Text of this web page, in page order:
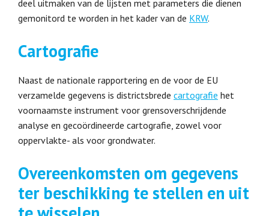
deel uitmaken van de lijsten met parameters die dienen
gemonitord te worden in het kader van de KRW.
Cartografie
Naast de nationale rapportering en de voor de EU
verzamelde gegevens is districtsbrede cartografie het
voornaamste instrument voor grensoverschrijdende
analyse en gecoördineerde cartografie, zowel voor
oppervlakte- als voor grondwater.
Overeenkomsten om gegevens
ter beschikking te stellen en uit